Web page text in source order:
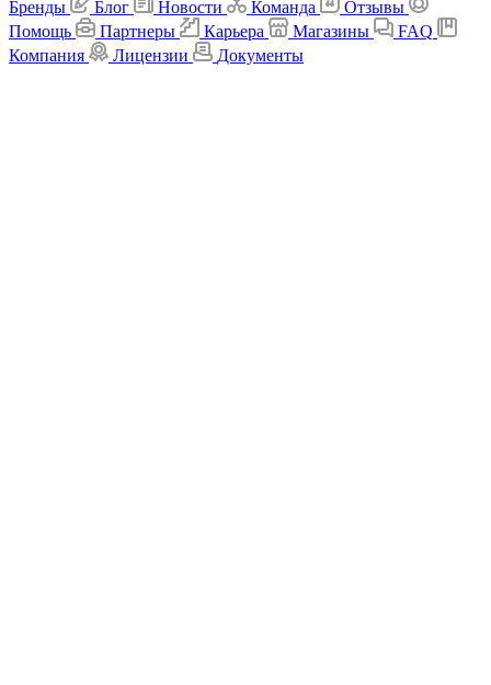
Бренды
Блог Новости Команда
Отзывы
Помощь
Партнеры Карьера Магазины
FAQ
Компания
Лицензии Документы